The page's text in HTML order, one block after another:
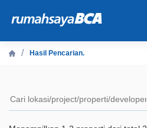
Cari Tahu
Hasil Pencarian.